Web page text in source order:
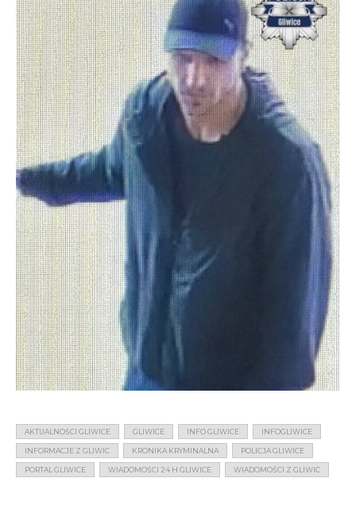
AKTUALNOŚCI GLIWICE GLIWICE INFO GLIWICE INFOGLIWICE
INFORMACJE Z GLIWIC KRONIKA KRYMINALNA POLICJA GLIWICE
PORTAL GLIWICE WIADOMOŚCI 24 H GLIWICE WIADOMOŚCI Z GLIWIC